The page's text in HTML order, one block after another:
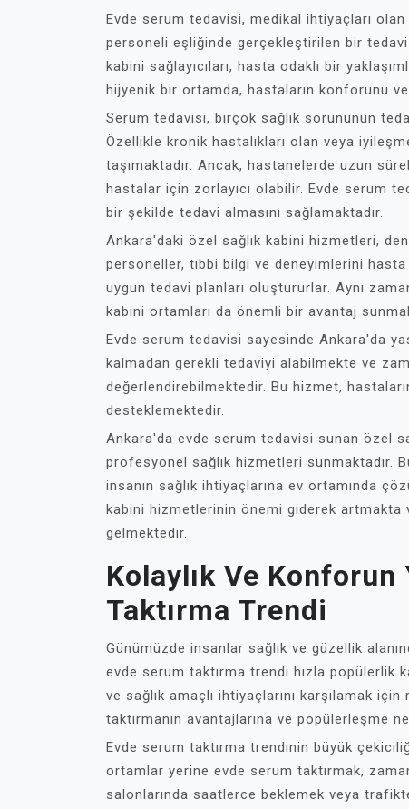
Evde serum tedavisi, medikal ihtiyaçları
personeli eşliğinde gerçekleştirilen bir
kabini sağlayıcıları, hasta odaklı bir
hijyenik bir ortamda, hastaların konforunu
Serum tedavisi, birçok sağlık sorununun
Özellikle kronik hastalıkları olan veya
taşımaktadır. Ancak, hastanelerde uzun
hastalar için zorlayıcı olabilir. Evde serum
bir şekilde tedavi almasını sağlamaktadır.
Ankara'daki özel sağlık kabini hizmetleri,
personeller, tıbbi bilgi ve deneyimlerini
uygun tedavi planları oluştururlar. Aynı
kabini ortamları da önemli bir avantaj
Evde serum tedavisi sayesinde Ankara'da
kalmadan gerekli tedaviyi alabilmekte ve
değerlendirebilmektedir. Bu hizmet,
desteklemektedir.
Ankara'da evde serum tedavisi sunan özel
profesyonel sağlık hizmetleri sunmaktadır.
insanın sağlık ihtiyaçlarına ev ortamında
kabini hizmetlerinin önemi giderek artmakta
gelmektedir.
Kolaylık Ve
Taktırma Trendi
Günümüzde insanlar sağlık ve güzellik
evde serum taktırma trendi hızla popülerlik
ve sağlık amaçlı ihtiyaçlarını karşılamak
taktırmanın avantajlarına ve popülerleşme
Evde serum taktırma trendinin büyük
ortamlar yerine evde serum taktırmak,
salonlarında saatlerce beklemek veya